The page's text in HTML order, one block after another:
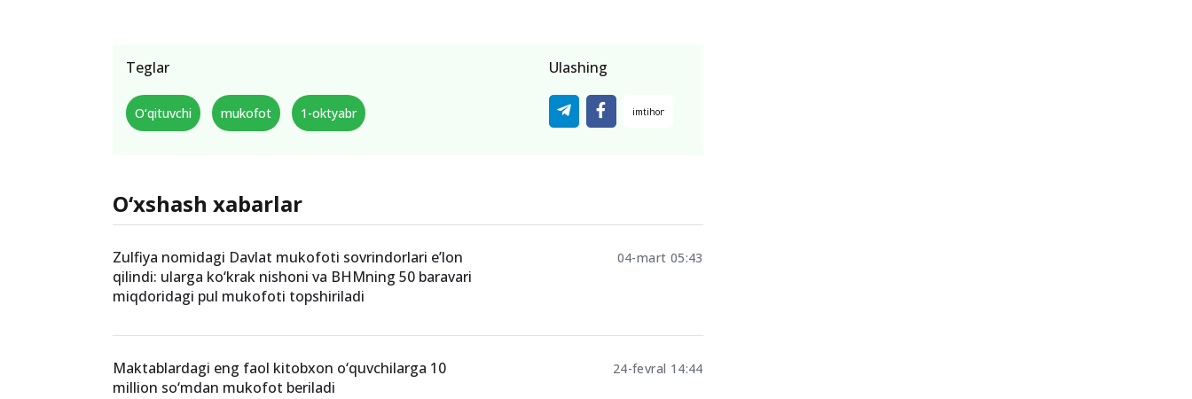
Teglar
O‘qituvchi mukofot 1-oktyabr
Ulashing
O‘xshash xabarlar
Zulfiya nomidagi Davlat mukofoti sovrindorlari e’lon
qilindi: ularga ko‘krak nishoni va BHMning 50 baravari
miqdoridagi pul mukofoti topshiriladi
04-mart 05:43
Maktablardagi eng faol kitobxon o‘quvchilarga 10
million so‘mdan mukofot beriladi
24-fevral 14:44